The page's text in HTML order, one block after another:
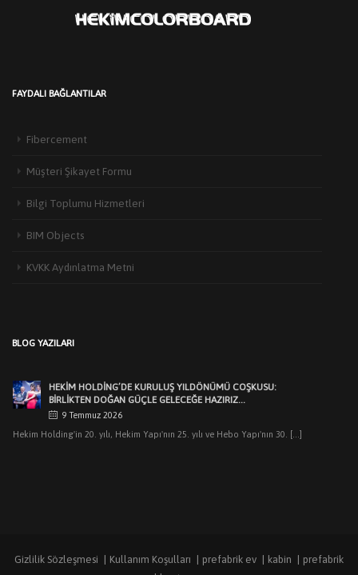
FAYDALI BAĞLANTILAR
Fibercement
Müşteri Şikayet Formu
Bilgi Toplumu Hizmetleri
BIM Objects
KVKK Aydınlatma Metni
BLOG YAZILARI
3 Haziran 2026
,Edirne Mimarlar Odası [...]
HEKIM HOLDING’DEN MUHTEŞEM KURULUŞ YILDÖNÜMÜ
GECESI
7 Temmuz 2026
Dr.Öner Hekim: “Cumhuriyetimizin ilk yıllarındaki sanayicilik
Gizlilik Sözleşmesi Kullanım Koşulları prefabrik ev kabin
prefabrik